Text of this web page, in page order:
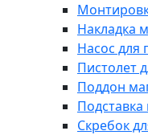
Накладка
Насос для
Пистолет
Поддон
Скребок